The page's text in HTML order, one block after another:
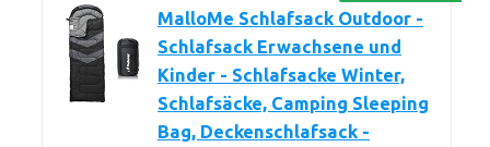
MalloMe Schlafsack Outdoor -
Schlafsack Erwachsene und
Kinder - Schlafsacke Winter,
Schlafsäcke, Camping Sleeping
Bag, Deckenschlafsack -